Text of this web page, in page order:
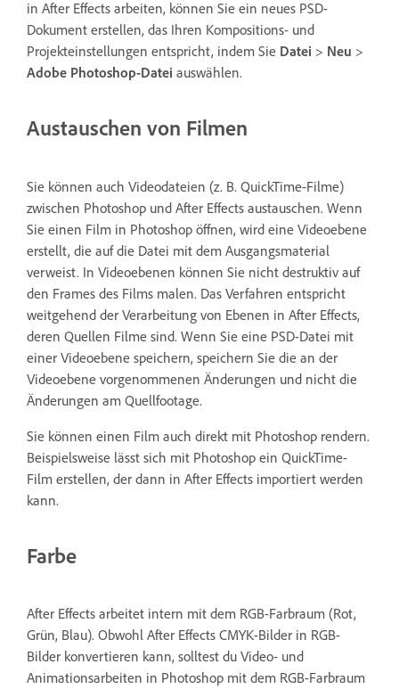
in After Effects arbeiten, können Sie ein neues PSD-
Dokument erstellen, das Ihren Kompositions- und
Projekteinstellungen entspricht, indem Sie Datei > Neu >
Adobe Photoshop-Datei auswählen.
Austauschen von Filmen
Sie können auch Videodateien (z. B. QuickTime-Filme)
zwischen Photoshop und After Effects austauschen. Wenn
Sie einen Film in Photoshop öffnen, wird eine Videoebene
erstellt, die auf die Datei mit dem Ausgangsmaterial
verweist. In Videoebenen können Sie nicht destruktiv auf
den Frames des Films malen. Das Verfahren entspricht
weitgehend der Verarbeitung von Ebenen in After Effects,
deren Quellen Filme sind. Wenn Sie eine PSD-Datei mit
einer Videoebene speichern, speichern Sie die an der
Videoebene vorgenommenen Änderungen und nicht die
Änderungen am Quellfootage.
Sie können einen Film auch direkt mit Photoshop rendern.
Beispielsweise lässt sich mit Photoshop ein QuickTime-
Film erstellen, der dann in After Effects importiert werden
kann.
Farbe
After Effects arbeitet intern mit dem RGB-Farbraum (Rot,
Grün, Blau). Obwohl After Effects CMYK-Bilder in RGB-
Bilder konvertieren kann, solltest du Video- und
Animationsarbeiten in Photoshop mit dem RGB-Farbraum